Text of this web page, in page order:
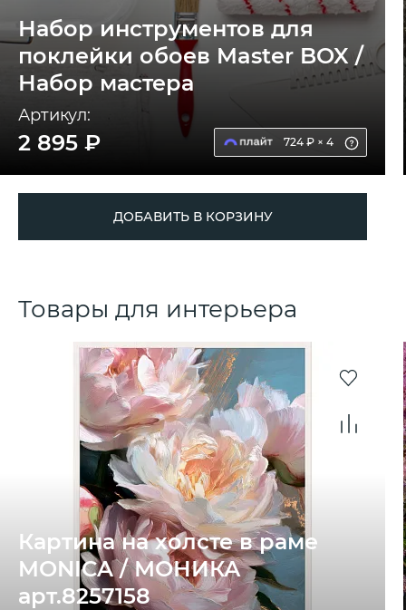
Набор инструментов для
поклейки обоев Master BOX /
Набор мастера
Артикул:
2 895 ₽ 724 ₽ × 4
ДОБАВИТЬ В КОРЗИНУ
Товары для интерьера
Картина на холсте в раме
MONICA / МОНИКА
арт.8257158